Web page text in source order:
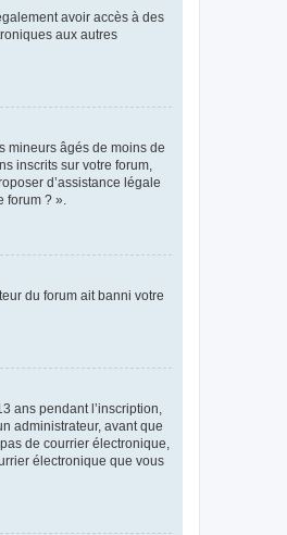
avoir accès à des
aux autres
mineurs âgés de moins de
inscrits sur votre forum,
d’assistance légale
forum ? ».
du forum ait banni votre
ans pendant l’inscription,
administrateur, avant que
de courrier électronique,
électronique que vous